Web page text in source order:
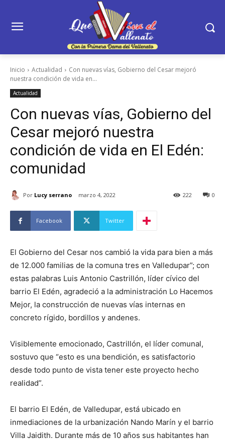
Inicio Actualidad
Con nuevas vías, Gobierno del Cesar mejoró
nuestra condición de vida en...
Actualidad
Con nuevas vías, Gobierno del
Cesar mejoró nuestra
condición de vida en El Edén:
comunidad
Por Lucy serrano marzo 4, 2022 0
222
Facebook Twitter
El Gobierno del Cesar nos cambió la vida para bien a más
de 12.000 familias de la comuna tres en Valledupar”; con
estas palabras Luis Antonio Castrillón, líder cívico del
barrio El Edén, agradeció a la administración Lo Hacemos
Mejor, la construcción de nuevas vías internas en
concreto rígido, bordillos y andenes.
Visiblemente emocionado, Castrillón, el líder comunal,
sostuvo que “esto es una bendición, es satisfactorio
desde todo punto de vista tener este proyecto hecho
realidad”.
El barrio El Edén, de Valledupar, está ubicado en
inmediaciones de la urbanización Nando Marín y el barrio
Villa Jaidith. Durante más de 10 años sus habitantes han